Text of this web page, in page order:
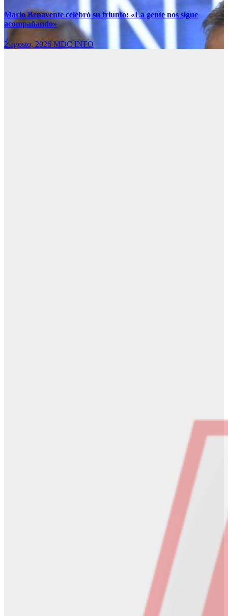
Mario Benavente celebró su triunfo: «La gente nos sigue
acompañando»
2 agosto, 2026 MDC INFO